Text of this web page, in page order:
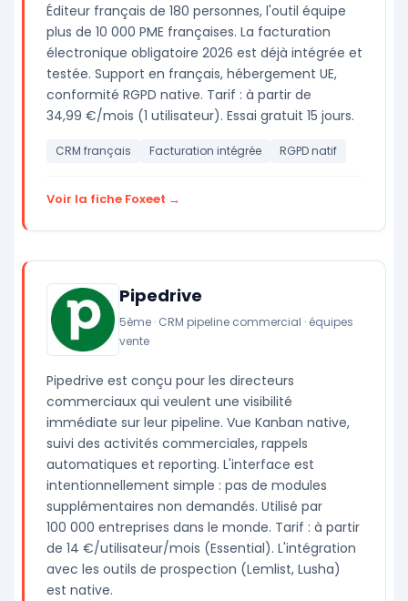
Éditeur français de 180 personnes, l'outil équipe
plus de 10 000 PME françaises. La facturation
électronique obligatoire 2026 est déjà intégrée et
testée. Support en français, hébergement UE,
conformité RGPD native. Tarif : à partir de
34,99 €/mois (1 utilisateur). Essai gratuit 15 jours.
CRM français Facturation intégrée RGPD natif
Voir la fiche Foxeet →
Pipedrive
5ème · CRM pipeline commercial · équipes
vente
Pipedrive est conçu pour les directeurs
commerciaux qui veulent une visibilité
immédiate sur leur pipeline. Vue Kanban native,
suivi des activités commerciales, rappels
automatiques et reporting. L'interface est
intentionnellement simple : pas de modules
supplémentaires non demandés. Utilisé par
100 000 entreprises dans le monde. Tarif : à partir
de 14 €/utilisateur/mois (Essential). L'intégration
avec les outils de prospection (Lemlist, Lusha)
est native.